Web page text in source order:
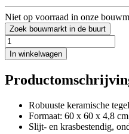
Niet op voorraad in onze
Zoek bouwmarkt in de buurt
In winkelwagen
Robuuste keramische
Formaat: 60 x 60 x 4,8 cm
Slijt- en krasbestendig,